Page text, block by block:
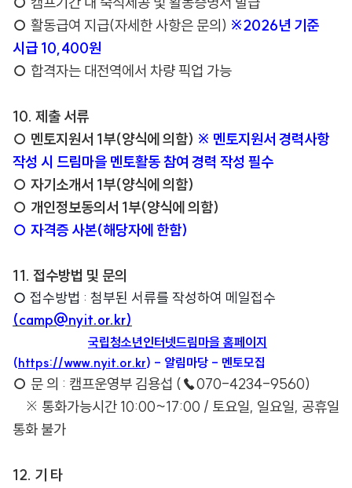
○ 활동급여 지급(자세한 사항은 문의) ※2026년 기준
시급 10,400원
○ 합격자는 대전역에서 차량 픽업 가능
10. 제출 서류
○ 멘토지원서 1부(양식에 의함) ※ 멘토지원서 경력사항
작성 시 드림마을 멘토활동 참여 경력 작성 필수
○ 자기소개서 1부(양식에 의함)
○ 개인정보동의서 1부(양식에 의함)
○ 자격증 사본(해당자에 한함)
11. 접수방법 및 문의
○ 접수방법 : 첨부된 서류를 작성하여 메일접수
(camp@nyit.or.kr)
국립청소년인터넷드림마을 홈페이지
(https://www.nyit.or.kr) - 알림마당 - 멘토모집
○ 문 의 : 캠프운영부 김용섭 (☎070-4234-9560)
※ 통화가능시간 10:00~17:00 / 토요일, 일요일, 공휴일
통화 불가
12. 기 타